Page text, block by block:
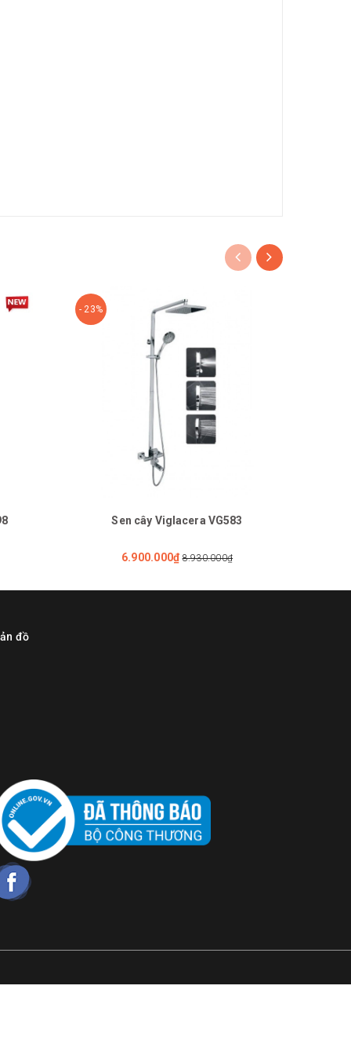
- 23%
Sen cây Viglacera VG583
6.900.000₫ 8.930.000₫
đồ